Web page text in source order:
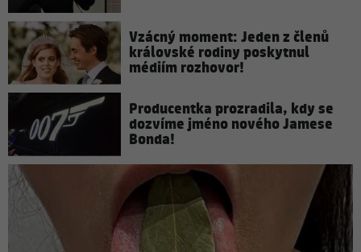
Vzácný moment: Jeden z členů
královské rodiny poskytnul
médiím rozhovor!
Producentka prozradila, kdy se
dozvíme jméno nového Jamese
Bonda!